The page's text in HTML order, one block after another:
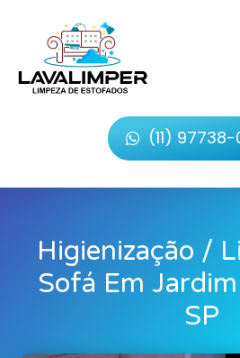
(11)
Higienização /
Sofá Em
SP